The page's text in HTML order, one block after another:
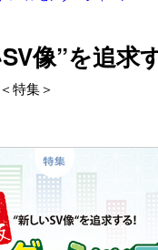
像”を追
特集＞